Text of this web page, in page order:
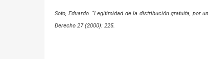
Soto, Eduardo. “Legitimidad de la distribución gratuita, por
Derecho 27 (2000): 225.